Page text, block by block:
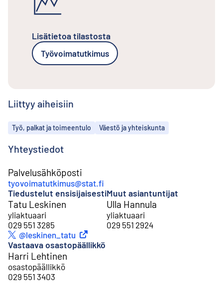
Lisätietoa tilastosta
Työvoimatutkimus
Liittyy aiheisiin
Aiheet
Työ, palkat ja toimeentulo Väestö ja yhteiskunta
Yhteystiedot
Palvelusähköposti
tyovoimatutkimus@stat.fi
Tiedustelut ensisijaisesti
Tatu Leskinen
yliaktuaari
029 551 3285
Ulkoinen linkkiTwitter
@leskinen_tatu
Muut asiantuntijat
Ulla Hannula
yliaktuaari
029 551 2924
Vastaava osastopäällikkö
Harri Lehtinen
osastopäällikkö
029 551 3403